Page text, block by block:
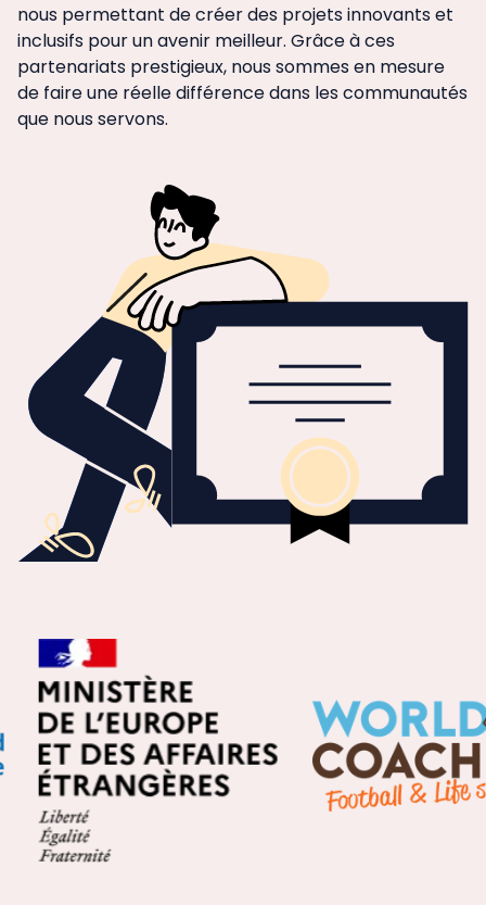
nous permettant de créer des projets innovants et
inclusifs pour un avenir meilleur. Grâce à ces
partenariats prestigieux, nous sommes en mesure
de faire une réelle différence dans les communautés
que nous servons.